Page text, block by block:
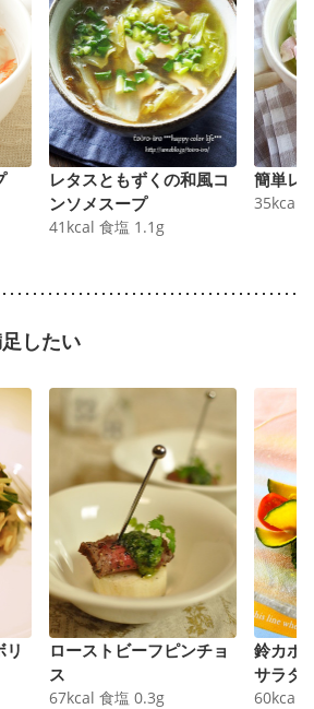
レタスともずくの和風コ
ンソメスープ
41 kcal 食塩 1.1 g
簡単レ
35kcal
したい
ローストビーフピンチョ
ス
67kcal 食塩 0.3g
鈴カボ
サラダ
60kcal